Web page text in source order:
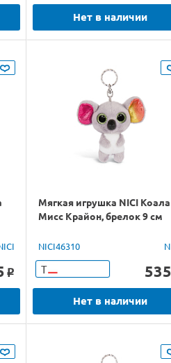
Нет в наличии
o
Мягкая игрушка NICI Коала
Мисс Крайон, брелок 9 см
NICI46310
Т 535
Нет в наличии